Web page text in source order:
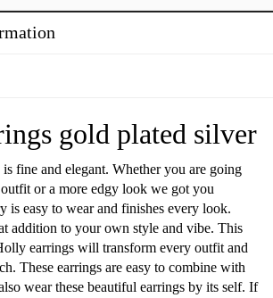
gold plated silver
fine and elegant. Whether you are going
or a more edgy look we got you
is easy to wear and finishes every look.
addition to your own style and vibe. This
earrings will transform every outfit and
These earrings are easy to combine with
wear these beautiful earrings by its self. If